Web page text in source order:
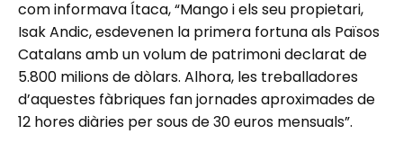
com informava Ítaca, “Mango i els seu propietari,
Isak Andic, esdevenen la primera fortuna als Països
Catalans amb un volum de patrimoni declarat de
5.800 milions de dòlars. Alhora, les treballadores
d’aquestes fàbriques fan jornades aproximades de
12 hores diàries per sous de 30 euros mensuals”.